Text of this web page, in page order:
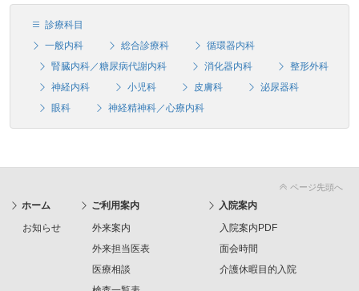
診療科目
一般内科
総合診療科
循環器内科
腎臓内科／糖尿病代謝内科
消化器内科
整形外科
神経内科
小児科 皮膚科
泌尿器科
眼科
神経精神科／心療内科
ページ先頭へ
ホーム
お知らせ
ご利用案内
外来案内
外来担当医表
医療相談
入院案内
入院案内PDF
面会時間
介護休暇目的入院